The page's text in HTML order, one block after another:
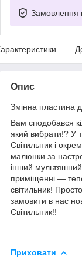
Замовлення
Опис
Змінна пластина
Вам сподобався
який вибрати!? У
Світильник і
малюнки за
інший
приміщенні —
світильник!
замовити в нас
Світильник!!
Приховати